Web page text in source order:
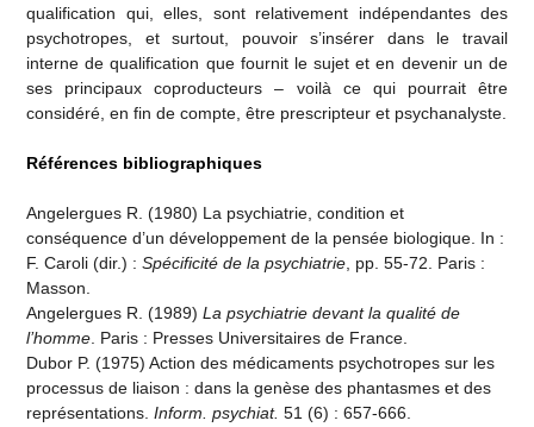
qualification qui, elles, sont relativement indépendantes des
psychotropes, et surtout, pouvoir s’insérer dans le travail
interne de qualification que fournit le sujet et en devenir un de
ses principaux coproducteurs – voilà ce qui pourrait être
considéré, en fin de compte, être prescripteur et psychanalyste.
Références bibliographiques
Angelergues R. (1980) La psychiatrie, condition et
conséquence d’un développement de la pensée biologique. In :
F. Caroli (dir.) : Spécificité de la psychiatrie, pp. 55-72. Paris :
Masson.
Angelergues R. (1989) La psychiatrie devant la qualité de
l’homme. Paris : Presses Universitaires de France.
Dubor P. (1975) Action des médicaments psychotropes sur les
processus de liaison : dans la genèse des phantasmes et des
représentations. Inform. psychiat. 51 (6) : 657-666.